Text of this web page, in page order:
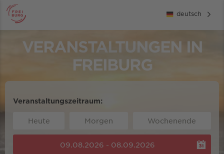
deutsch
VERANSTALTUNGEN IN
FREIBURG
Veranstaltungszeitraum:
Heute Morgen Wochenende
09.08.2026 - 08.09.2026